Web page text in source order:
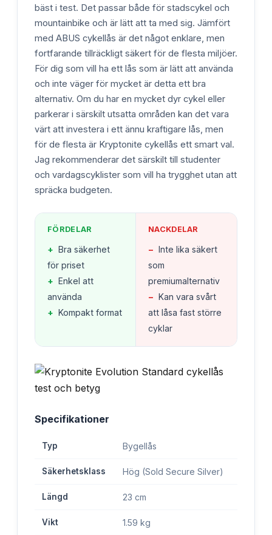
bäst i test. Det passar både för stadscykel och
mountainbike och är lätt att ta med sig. Jämfört
med ABUS cykellås är det något enklare, men
fortfarande tillräckligt säkert för de flesta miljöer.
För dig som vill ha ett lås som är lätt att använda
och inte väger för mycket är detta ett bra
alternativ. Om du har en mycket dyr cykel eller
parkerar i särskilt utsatta områden kan det vara
värt att investera i ett ännu kraftigare lås, men
för de flesta är Kryptonite cykellås ett smart val.
Jag rekommenderar det särskilt till studenter
och vardagscyklister som vill ha trygghet utan att
spräcka budgeten.
FÖRDELAR
+ Bra säkerhet
för priset
+ Enkel att
använda
+ Kompakt format
NACKDELAR
− Inte lika säkert
som
premiumalternativ
− Kan vara svårt
att låsa fast större
cyklar
Specifikationer
Typ Bygellås
Säkerhetsklass Hög (Sold Secure Silver)
Längd 23 cm
Vikt 1.59 kg